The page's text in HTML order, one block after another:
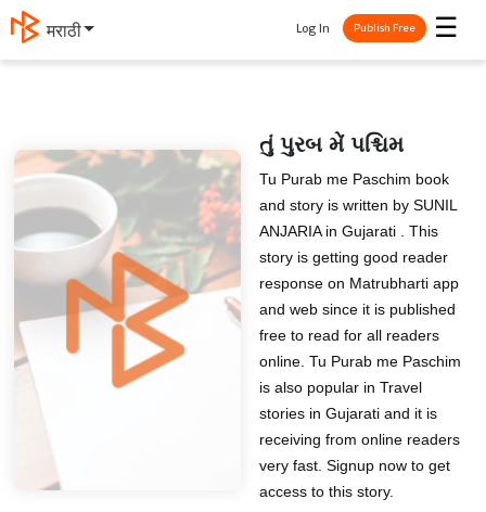
मराठी ☰
Log In Publish Free
તું પુરબ મેં પશ્ચિમ
Tu Purab me Paschim book
and story is written by SUNIL
ANJARIA in Gujarati . This
story is getting good reader
response on Matrubharti app
and web since it is published
free to read for all readers
online. Tu Purab me Paschim
is also popular in Travel
stories in Gujarati and it is
receiving from online readers
very fast. Signup now to get
access to this story.